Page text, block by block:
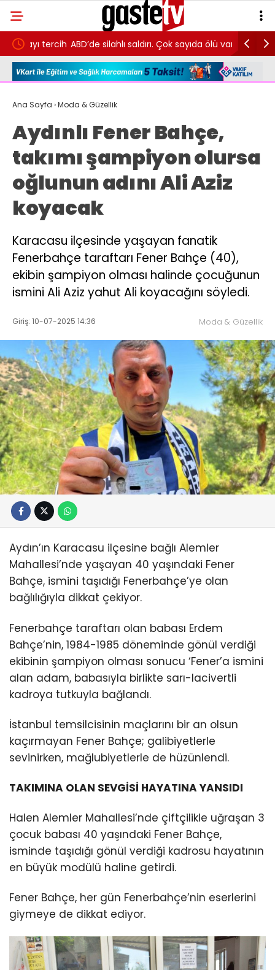
ABD’de silahlı saldırı. Çok sayıda ölü var Bolu
Ana Sayfa ›Moda & Güzellik
Aydınlı Fener Bahçe,
takımı şampiyon olursa
oğlunun adını Ali Aziz
koyacak
Karacasu ilçesinde yaşayan fanatik
Fenerbahçe taraftarı Fener Bahçe (40),
ekibin şampiyon olması halinde çocuğunun
ismini Ali Aziz yahut Ali koyacağını söyledi.
Giriş: 10-07-2025 14:36 Moda & Güzellik
Aydın’ın Karacasu ilçesine bağlı Alemler
Mahallesi’nde yaşayan 40 yaşındaki Fener
Bahçe, ismini taşıdığı Fenerbahçe’ye olan
bağlılığıyla dikkat çekiyor.
Fenerbahçe taraftarı olan babası Erdem
Bahçe’nin, 1984-1985 döneminde gönül verdiği
ekibinin şampiyon olması sonucu ‘Fener’a ismini
alan adam, babasıyla birlikte sarı-lacivertli
kadroya tutkuyla bağlandı.
İstanbul temsilcisinin maçlarını bir an olsun
kaçırmayan Fener Bahçe; galibiyetlerle
sevinirken, mağlubiyetlerle de hüzünlendi.
TAKIMINA OLAN SEVGİSİ HAYATINA YANSIDI
Halen Alemler Mahallesi’nde çiftçilikle uğraşan 3
çocuk babası 40 yaşındaki Fener Bahçe,
isminde taşıdığı gönül verdiği kadrosu hayatının
en büyük modülü haline getirdi.
Fener Bahçe, her gün Fenerbahçe’nin eserlerini
giymeye de dikkat ediyor.